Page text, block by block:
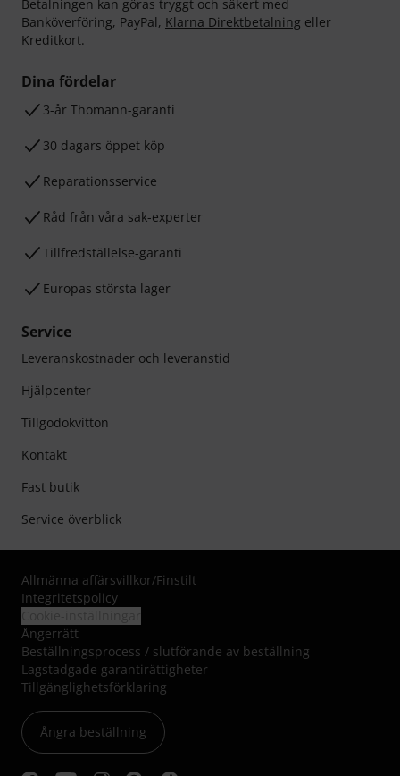
Betalningen kan göras tryggt och säkert med
Banköverföring, PayPal, Klarna Direktbetalning eller
Kreditkort.
Dina fördelar
3-år Thomann-garanti
30 dagars öppet köp
Reparationsservice
Råd från våra sak-experter
Tillfredställelse-garanti
Europas största lager
Service
Leveranskostnader och leveranstid
Hjälpcenter
Tillgodokvitton
Kontakt
Fast butik
Service överblick
Allmänna affärsvillkor/Finstilt
Integritetspolicy
Ångerrätt
Beställningsprocess / slutförande av beställning
Lagstadgade garantirättigheter
Tillgänglighetsförklaring
Ångra beställning